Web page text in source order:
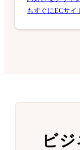
もすぐにECサイ
ビ